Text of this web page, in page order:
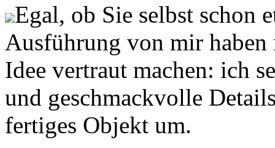
Egal, ob Sie selbst schon
Ausführung von mir
Idee vertraut machen: ich
und geschmackvolle
fertiges Objekt um.